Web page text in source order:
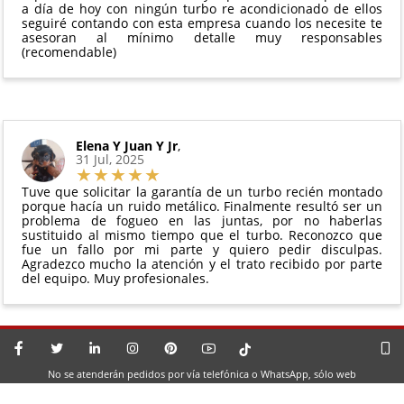
a día de hoy con ningún turbo re acondicionado de ellos
seguiré contando con esta empresa cuando los necesite te
asesoran al mínimo detalle muy responsables
(recomendable)
Elena Y Juan Y Jr,
31 Jul, 2025
Tuve que solicitar la garantía de un turbo recién montado
porque hacía un ruido metálico. Finalmente resultó ser un
problema de fogueo en las juntas, por no haberlas
sustituido al mismo tiempo que el turbo. Reconozco que
fue un fallo por mi parte y quiero pedir disculpas.
Agradezco mucho la atención y el trato recibido por parte
del equipo. Muy profesionales.
No se atenderán pedidos por vía telefónica o WhatsApp, sólo web